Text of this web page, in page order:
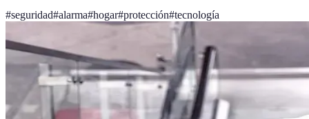
#seguridad#alarma#hogar#protección#tecnología